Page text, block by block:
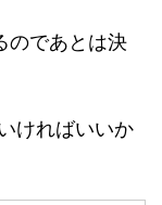
のであとは決
ければいいか